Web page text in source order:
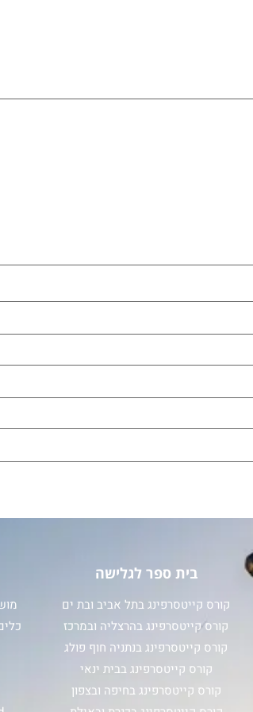
בית ספר לגלישה
קורס קייטסרפינג בתל אביב ובת ים
קורס קייטסרפינג בהרצליה ובמרכז
קורס קייטסרפינג בנתניה חוף פולג
קורס קייטסרפינג בבית ינאי
קורס קייטסרפינג בחיפה ובצפון